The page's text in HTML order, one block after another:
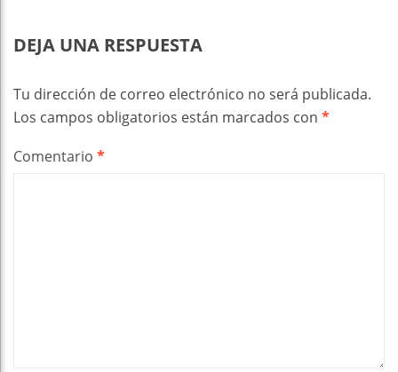
DEJA UNA RESPUESTA
Tu dirección de correo electrónico no será publicada.
Los campos obligatorios están marcados con *
Comentario *